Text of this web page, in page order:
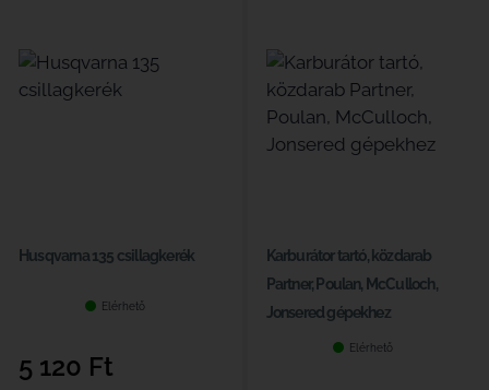
Husqvarna 135 csillagkerék
Elérhető
5 120 Ft
Karburátor tartó, közdarab
Partner, Poulan, McCulloch,
Jonsered gépekhez
Elérhető